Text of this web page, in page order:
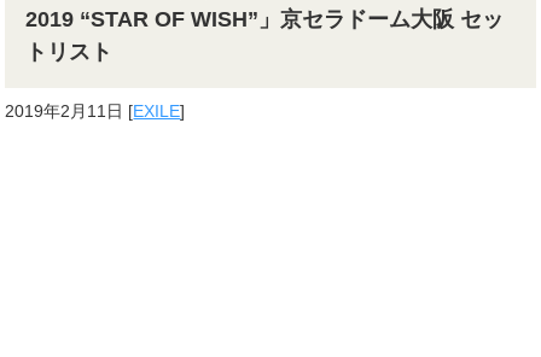
2019 “STAR OF WISH”」京セラドーム大阪 セッ
トリスト
2019年2月11日 [EXILE]